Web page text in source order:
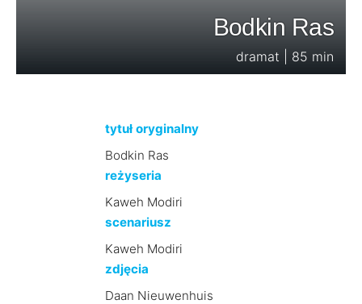
Bodkin Ras
dramat | 85 min
tytuł oryginalny
Bodkin Ras
reżyseria
Kaweh Modiri
scenariusz
Kaweh Modiri
zdjęcia
Daan Nieuwenhuis